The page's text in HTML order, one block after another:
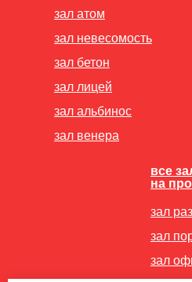
зал
зал
зал
все
на
зал атом
зал невесомость
зал альбинос
зал венера
зал бетон
зал лицей